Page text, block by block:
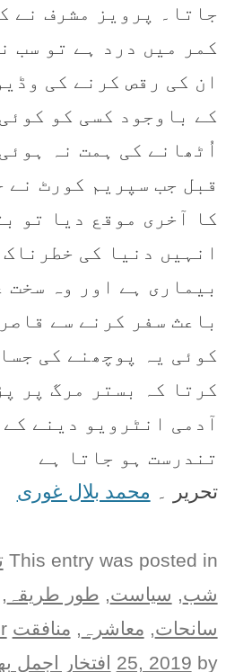
جاتا۔ پرویز مشرف نے
کمر میں درد ہے تو سب
ان کی رقص کرنے کی
کے باوجود کسی کو
اُٹھانے کی ہمت نہ
قبل جب سپریم کورٹ نے
کا آخری موقع دیا تو
انہیں دنیا کی
بیماری ہے اور وہ سخت
باعث سفر کرنے سے
کوئی یہ پوچھنے کی
کرتا کہ بستر مرگ پر
آدمی انٹرویو دینے
تندرست ہو جاتا ہے
تحریر ۔ محمد بلال غوری
This entry was posted in
شب, سیاست, طور طريقہ ,
سانحات, معاشرہ , منافقت on
25, 2019 by افتخار اجمل